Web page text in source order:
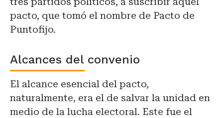
pacto, que tomó el nombre de Pacto de
Puntofijo.
Alcances del convenio
El alcance esencial del pacto,
naturalmente, era el de salvar la unidad en
medio de la lucha electoral. Este fue el